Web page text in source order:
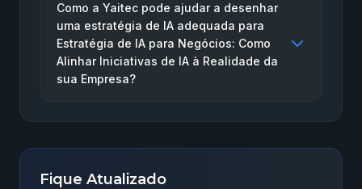
Como a Yaitec pode ajudar a desenhar
uma estratégia de IA adequada para
Estratégia de IA para Negócios: Como
Alinhar Iniciativas de IA à Realidade da
sua Empresa?
Fique Atualizado